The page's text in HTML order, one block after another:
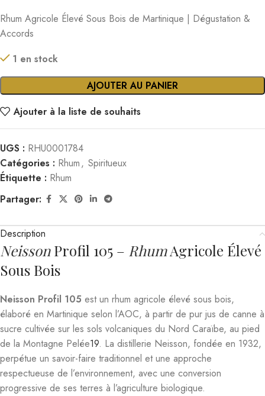
Rhum Agricole Élevé Sous Bois de Martinique | Dégustation &
Accords
1 en stock
AJOUTER AU PANIER
Ajouter à la liste de souhaits
UGS : RHU0001784
Catégories : Rhum, Spiritueux
Étiquette : Rhum
Partager:
Description
NeissonProfil 105 – RhumAgricole Élevé
Sous Bois
Neisson Profil 105 est un rhum agricole élevé sous bois,
élaboré en Martinique selon l’AOC, à partir de pur jus de canne à
sucre cultivée sur les sols volcaniques du Nord Caraïbe, au pied
de la Montagne Pelée19. La distillerie Neisson, fondée en 1932,
perpétue un savoir-faire traditionnel et une approche
respectueuse de l’environnement, avec une conversion
progressive de ses terres à l’agriculture biologique.